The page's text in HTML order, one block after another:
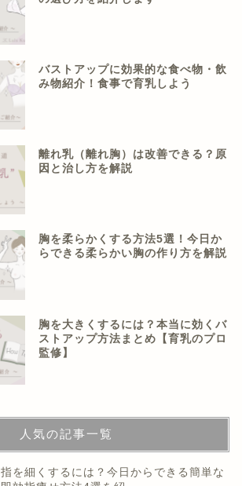
バストアップに効果的な食べ物・飲
み物紹介！食事で育乳しよう
離れ乳（離れ胸）は改善できる？原
因と治し方を解説
胸を柔らかくする方法5選！今日か
らできる柔らかい胸の作り方を解説
胸を大きくするには？本当に効くバ
ストアップ方法まとめ【育乳のプロ
監修】
人気の記事一覧
指を細くするには？今日からできる簡単な